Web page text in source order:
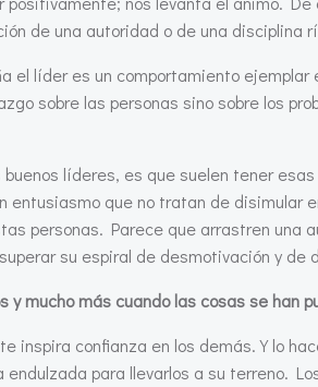
de una autoridad o de una disciplina
el líder es un comportamiento
sobre las personas sino sobre los
líderes, es que suelen tener
entusiasmo que no tratan de
personas. Parece que arrastren una
su espiral de desmotivación y de
y mucho más cuando las cosas se han
inspira confianza en los demás. Y lo
para llevarlos a su terreno.